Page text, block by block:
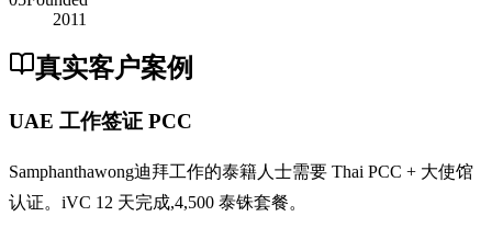
2011
真实客户案例
UAE 工作签证 PCC
Samphanthawong迪拜工作的泰籍人士需要 Thai PCC + 大使馆
认证。iVC 12 天完成,4,500 泰铢套餐。